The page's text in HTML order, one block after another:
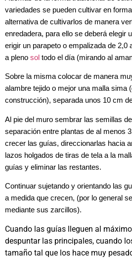
variedades se pueden cultivar en
alternativa de cultivarlos de manera
enredadera, para ello se deberá elegir
erigir un parapeto o empalizada de 2,0
a pleno sol todo el día (mirando al
Sobre la misma colocar de manera
alambre tejido o mejor una malla sima
construcción), separada unos 10 cm
Al pie del muro sembrar las semillas
separación entre plantas de al menos
crecer las guías, direccionarlas hacia
lazos holgados de tiras de tela a la
guías y eliminar las restantes.
Continuar sujetando y orientando las
a medida que crecen, (por lo general
mediante sus zarcillos).
Cuando las guías lleguen al
despuntar las principales, cuando
tamaño tal que los hace muy